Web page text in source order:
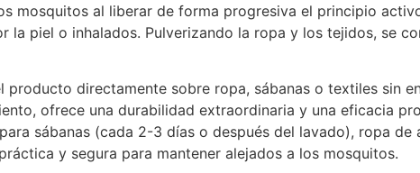
mosquitos al liberar de forma progresiva el principio
piel o inhalados. Pulverizando la ropa y los tejidos, se
directamente sobre ropa, sábanas o textiles sin
ofrece una durabilidad extraordinaria y una eficacia
sábanas (cada 2-3 días o después del lavado), ropa de
y segura para mantener alejados a los mosquitos.